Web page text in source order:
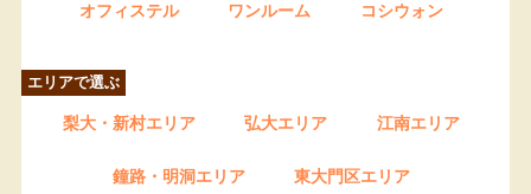
オフィステル ワンルーム コシウォン
エリアで選ぶ
梨大・新村エリア 弘大エリア 江南エリア
鐘路・明洞エリア 東大門区エリア